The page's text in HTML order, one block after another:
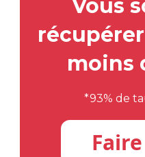
Vous
moins
*93% de